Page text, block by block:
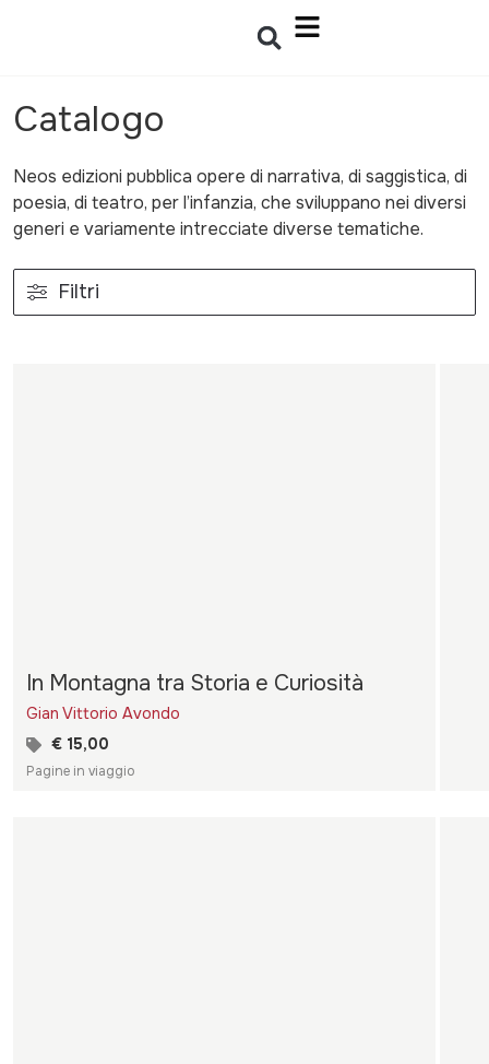
Catalogo
Neos edizioni pubblica opere di narrativa, di saggistica, di
poesia, di teatro, per l’infanzia, che sviluppano nei diversi
generi e variamente intrecciate diverse tematiche.
Filtri
In Montagna tra Storia e Curiosità
Gian Vittorio Avondo
€ 15,00
Pagine in viaggio